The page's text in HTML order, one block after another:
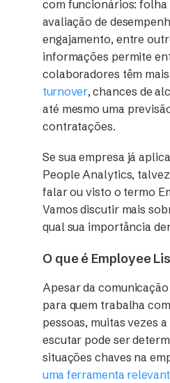
com funcionários: folha
avaliação de
engajamento, entre
informações permite
colaboradores têm
turnover, chances de
até mesmo uma
contratações.
Se sua empresa já
People Analytics,
falar ou visto o termo
Vamos discutir mais
qual sua importância
O que é Employee
Apesar da
para quem trabalha
pessoas, muitas vezes
escutar pode ser
situações chaves na
uma ferramenta